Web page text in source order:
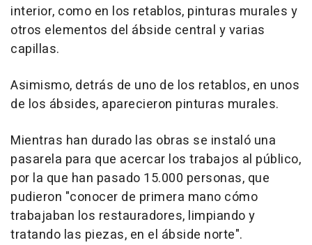
interior, como en los retablos, pinturas murales y
otros elementos del ábside central y varias
capillas.
Asimismo, detrás de uno de los retablos, en unos
de los ábsides, aparecieron pinturas murales.
Mientras han durado las obras se instaló una
pasarela para que acercar los trabajos al público,
por la que han pasado 15.000 personas, que
pudieron "conocer de primera mano cómo
trabajaban los restauradores, limpiando y
tratando las piezas, en el ábside norte".